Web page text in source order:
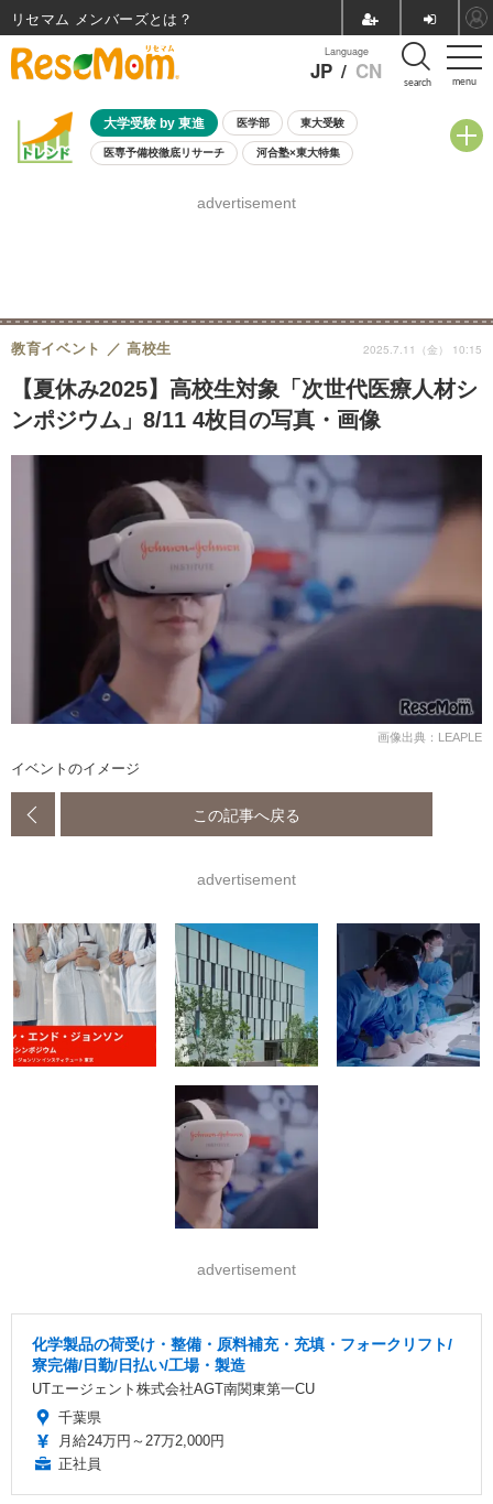
menu
Language
JP / CN search
大学受験 by 東進 医学部 東大受験
医専予備校徹底リサーチ 河合塾×東大特集
8月開催学校説明会・相談会
advertisement
【夏休み2025】高校生対象「次世代医療人材シ
ンポジウム」8/11 4枚目の写真・画像
教育イベント 高校生 2025.7.11（金） 10:15
画像出典：LEAPLE
イベントのイメージ
この記事へ戻る
advertisement
advertisement
化学製品の荷受け・整備・原料補充・充填・フォークリフト/
寮完備/日勤/日払い/工場・製造
UTエージェント株式会社AGT南関東第一CU
千葉県
月給24万円～27万2,000円
正社員
リセマム メンバーズ